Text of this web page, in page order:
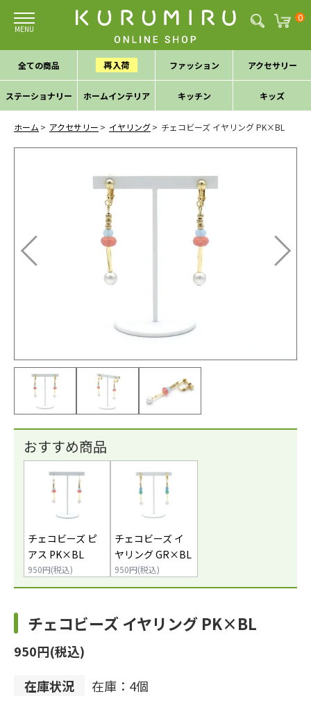
0
全ての商品 再入荷 ファッション アクセサリー
ステーショナリー ホームインテリア キッチン キッズ
ホーム アクセサリー イヤリング チェコビーズ イヤリング PK×BL
おすすめ商品
チェコビーズ ピ
アス PK×BL
950円(税込)
チェコビーズ イ
ヤリング GR×BL
950円(税込)
チェコビーズ イヤリング PK×BL
950円(税込)
在庫状況
在庫：4個